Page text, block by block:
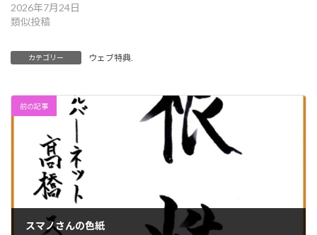
2026年7月24日
類似投稿
カテゴリー ウェブ特典.
前の記事
スマノさんの色紙